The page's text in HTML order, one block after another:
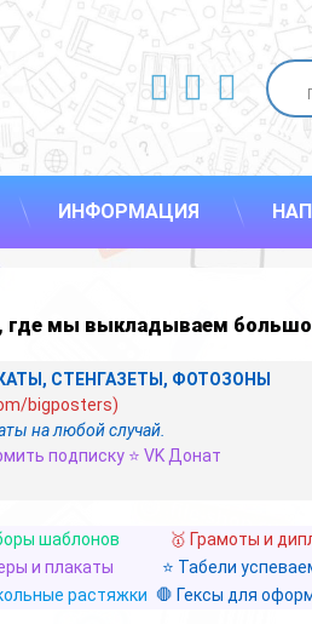
E-
ИНФОРМАЦИЯ
где мы выкладываем
СТЕНГАЗЕТЫ, ФОТОЗОНЫ
bigposters)
на любой случай.
подписку ⭐ VK Донат
шаблонов 🥇 Грамоты и
и плакаты ⭐ Табели
растяжки 🛑 Гексы для